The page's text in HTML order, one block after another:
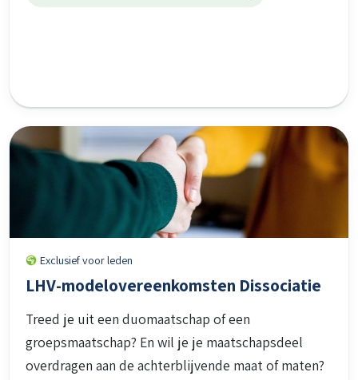
Exclusief voor leden
LHV-modelovereenkomsten Dissociatie
Treed je uit een duomaatschap of een
groepsmaatschap? En wil je je maatschapsdeel
overdragen aan de achterblijvende maat of maten?